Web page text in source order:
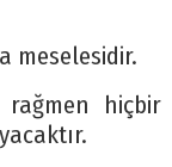
meselesidir.
hiçbir